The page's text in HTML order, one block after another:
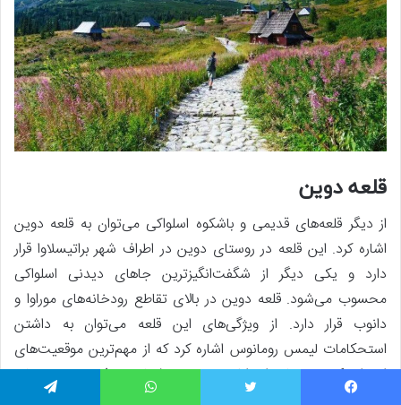
قلعه دوین
از دیگر قلعه‌های قدیمی و باشکوه اسلواکی می‌توان به قلعه دوین
اشاره کرد. این قلعه در روستای دوین در اطراف شهر براتیسلاوا قرار
دارد و یکی دیگر از شگفت‌انگیزترین جاهای دیدنی اسلواکی
محسوب می‌شود. قلعه دوین در بالای تقاطع رودخانه‌های موراوا و
دانوب قرار دارد. از ویژگی‌های این قلعه می‌توان به داشتن
استحکامات لیمس رومانوس اشاره کرد که از مهم‌ترین موقعیت‌های
استراتژیک در زمان امپراطوری رم به شمار می‌رفت و مسیرهای